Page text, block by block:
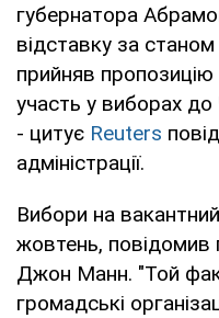
губернатора
відставку за
прийняв пропозицію
участь у виборах
- цитує Reuters
адміністрації.
Вибори на
жовтень, повідомив
Джон Манн. "Той
громадські